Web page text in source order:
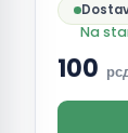
Na
100